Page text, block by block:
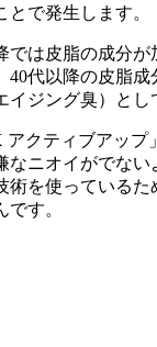
で発生します。
では皮脂の成分
40代以降の皮脂成
イジング臭）とし
アクティブアッ
なニオイがでない
術を使っている
す。